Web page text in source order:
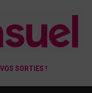
SORTIES !